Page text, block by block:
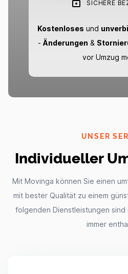
SICHERE
Kostenloses und
- Änderungen &
vor Umzug
UNSER
Individueller
Mit Movinga können Sie einen
mit bester Qualität zu einem
folgenden Dienstleistungen
immer